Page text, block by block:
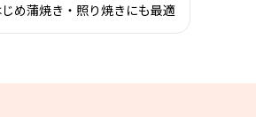
め蒲焼き・照り焼きにも最適